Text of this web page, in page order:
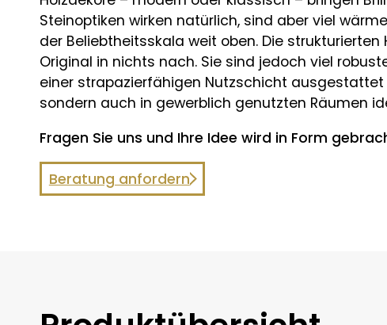
Steinoptiken wirken natürlich, sind aber viel
der Beliebtheitsskala weit oben. Die
Original in nichts nach. Sie sind jedoch viel
einer strapazierfähigen Nutzschicht
sondern auch in gewerblich genutzten Räumen
Fragen Sie uns und Ihre Idee wird in Form
Beratung anfordern